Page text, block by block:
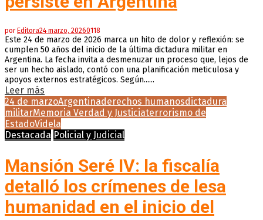
porEditora24 marzo, 20260118
Este 24 de marzo de 2026 marca un hito de dolor y reflexión: se
cumplen 50 años del inicio de la última dictadura militar en
Argentina. La fecha invita a desmenuzar un proceso que, lejos de
ser un hecho aislado, contó con una planificación meticulosa y
apoyos externos estratégicos. Según......
Leer más
24 de marzoArgentinaderechos humanosdictadura
militarMemoria Verdad y Justiciaterrorismo de
EstadoVidela
Destacada Policial y Judicial
Mansión Seré IV: la fiscalía
detalló los crímenes de lesa
humanidad en el inicio del